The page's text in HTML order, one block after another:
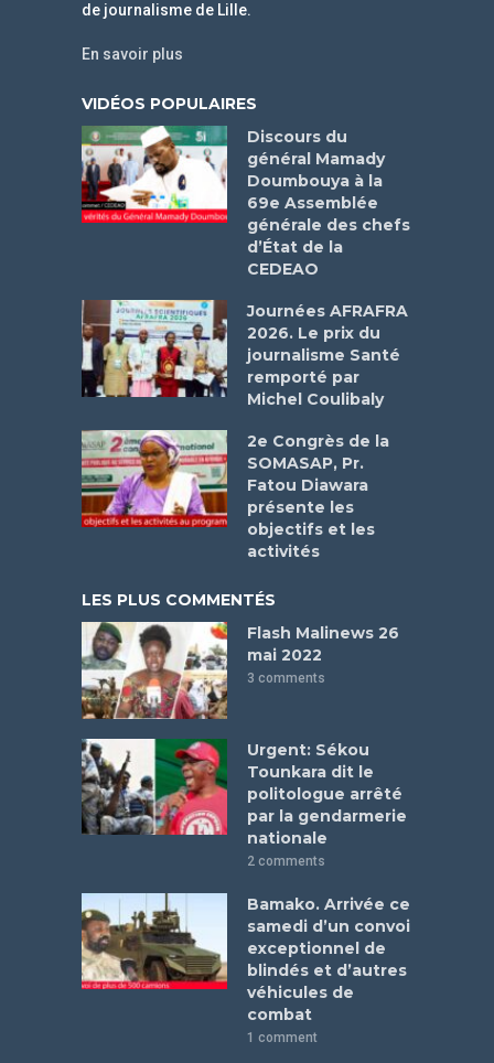
de journalisme de Lille.
En savoir plus
VIDÉOS POPULAIRES
Discours du
général Mamady
Doumbouya à la
69e Assemblée
générale des chefs
d’État de la
CEDEAO
Journées AFRAFRA
2026. Le prix du
journalisme Santé
remporté par
Michel Coulibaly
2e Congrès de la
SOMASAP, Pr.
Fatou Diawara
présente les
objectifs et les
activités
LES PLUS COMMENTÉS
Flash Malinews 26
mai 2022
3 comments
Urgent: Sékou
Tounkara dit le
politologue arrêté
par la gendarmerie
nationale
2 comments
Bamako. Arrivée ce
samedi d’un convoi
exceptionnel de
blindés et d’autres
véhicules de
combat
1 comment